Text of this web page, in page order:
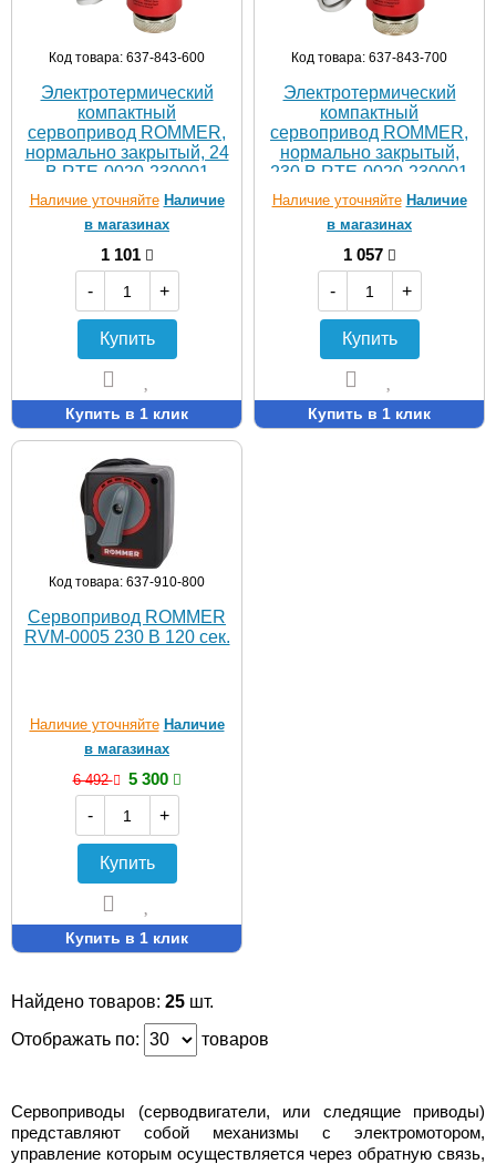
Код товара: 637-843-600
Электротермический
компактный
сервопривод ROMMER,
нормально закрытый, 24
В RTE-0020-230001
Наличие уточняйте Наличие
в магазинах
1 101
-
+
Купить
Купить в 1 клик
Код товара: 637-843-700
Электротермический
компактный
сервопривод ROMMER,
нормально закрытый,
230 В RTE-0020-230001
Наличие уточняйте Наличие
в магазинах
1 057
-
+
Купить
Купить в 1 клик
Код товара: 637-910-800
Сервопривод ROMMER
RVM-0005 230 В 120 сек.
Наличие уточняйте Наличие
в магазинах
6 492
5 300
-
+
Купить
Купить в 1 клик
Найдено товаров: 25 шт.
Отображать по:
товаров
Сервоприводы (серводвигатели, или следящие приводы)
представляют собой механизмы с электромотором,
управление которым осуществляется через обратную связь,